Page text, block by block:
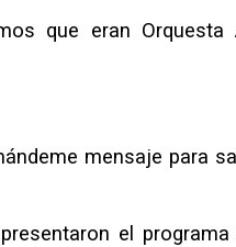
que eran Orquesta
mensaje para
el